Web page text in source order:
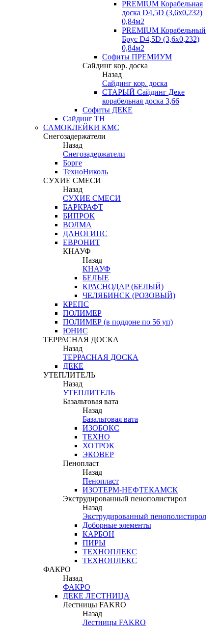
PREMIUM Корабельная
доска D4,5D (3,6х0,232)
0,84м2
PREMIUM Корабельный
Брус D4,5D (3,6х0,232)
0,84м2
Софиты ПРЕМИУМ
Сайдинг кор. доска
Назад
Сайдинг кор. доска
СТАРЫЙ Сайдинг Деке
корабельная доска 3,66
Софиты ДЕКЕ
Сайдинг ТН
САМОКЛЕЙКИ КМС
Снегозадержатели
Назад
Снегозадержатели
Борге
ТехноНиколь
СУХИЕ СМЕСИ
Назад
СУХИЕ СМЕСИ
БАРКРАФТ
БИПРОК
ВОЛМА
ДАНОГИПС
ЕВРОНИТ
КНАУФ
Назад
КНАУФ
БЕЛЫЕ
КРАСНОДАР (БЕЛЫЙ)
ЧЕЛЯБИНСК (РОЗОВЫЙ)
КРЕПС
ПОЛИМЕР
ПОЛИМЕР (в поддоне по 56 уп)
ЮНИС
ТЕРРАСНАЯ ДОСКА
Назад
ТЕРРАСНАЯ ДОСКА
ДЕКЕ
УТЕПЛИТЕЛЬ
Назад
УТЕПЛИТЕЛЬ
Базальтовая вата
Назад
Базальтовая вата
ИЗОБОКС
ТЕХНО
ХОТРОК
ЭКОВЕР
Пенопласт
Назад
Пенопласт
ИЗОТЕРМ-НЕФТЕКАМСК
Экструдированный пенополистирол
Назад
Экструдированный пенополистирол
Доборные элементы
КАРБОН
ПИРЫ
ТЕХНОПЛЕКС
ТЕХНОПЛЕКС
ФАКРО
Назад
ФАКРО
ДЕКЕ ЛЕСТНИЦА
Лестницы FAKRO
Назад
Лестницы FAKRO